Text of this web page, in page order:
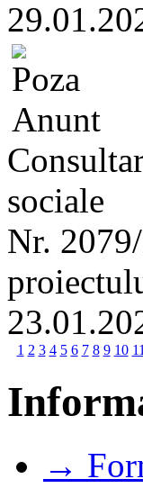
sociale
Nr.
1 2 3 4 5 6 7 8 9 10 11
→